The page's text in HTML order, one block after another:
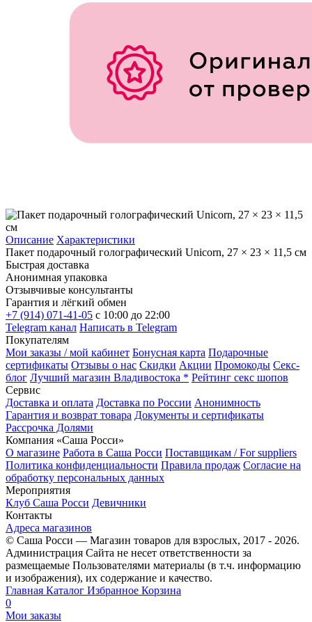
Описание Характеристики
Пакет подарочный голографический Unicorn, 27 × 23 × 11,5 см
Быстрая доставка
Анонимная упаковка
Отзывчивые консультанты
Гарантия и лёгкий обмен
+7 (914) 071-41-05 c 10:00 до 22:00
Telegram канал Написать в Telegram
Покупателям
Мои заказы / мой кабинет Бонусная карта Подарочные
сертификаты Отзывы о нас Скидки Акции Промокоды Секс-
блог Лучший магазин Владивостока * Рейтинг секс шопов
Сервис
Доставка и оплата Доставка по России Анонимность
Гарантия и возврат товара Документы и сертификаты
Рассрочка Долями
Компания «Саша Росси»
О магазине Работа в Саша Росси Поставщикам / For suppliers
Политика конфиденциальности Правила продаж Согласие на
обработку персональных данных
Мероприятия
Клуб Саша Росси Девичники
Контакты
Адреса магазинов
© Саша Росси — Магазин товаров для взрослых, 2017 - 2026.
Администрация Сайта не несет ответственности за
размещаемые Пользователями материалы (в т.ч. информацию
и изображения), их содержание и качество.
Главная Каталог Избранное Корзина
0
Мои заказы